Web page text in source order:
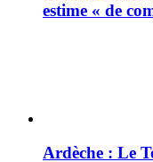
estime « de
Ardèche : Le